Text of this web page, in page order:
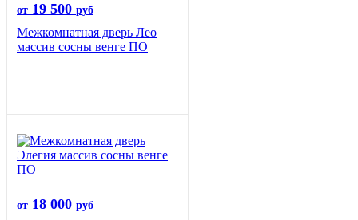
от 19 500 руб
Межкомнатная дверь Лео
массив сосны венге ПО
от 18 000 руб